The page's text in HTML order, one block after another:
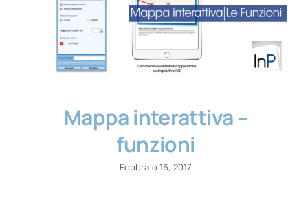
Mappa interattiva –
funzioni
Febbraio 16, 2017